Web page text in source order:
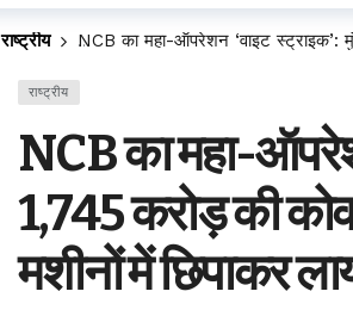
होटल में गहने चोरी होने पर उपभोक्ता आयोग का
छत्तीसगढ़ में खाद्य सुरक्षा व्यवस्था पर सवाल: 14
राष्ट्रीय NCB का महा-ऑपरेशन ‘वाइट स्ट्राइक’:
राष्ट्रीय
NCB का महा-
1,745 करोड़ की
मशीनों में छिपाकर